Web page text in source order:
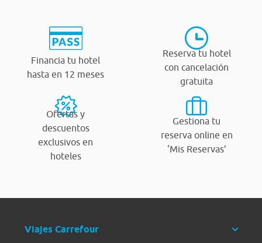
Financia tu hotel
hasta en 12 meses
Reserva tu hotel
con cancelación
gratuita
Ofertas y
descuentos
exclusivos en
hoteles
Gestiona tu
reserva online en
‘Mis Reservas’
Viajes Carrefour